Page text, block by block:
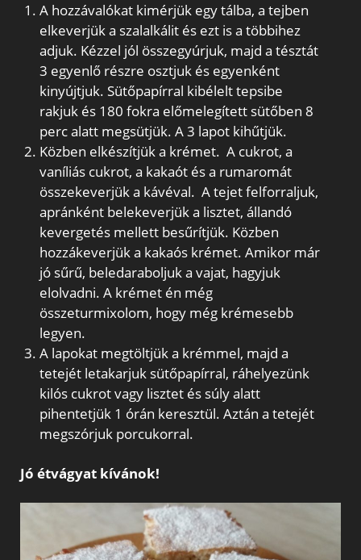
A hozzávalókat kimérjük egy tálba, a tejben
elkeverjük a szalalkálit és ezt is a többihez
adjuk. Kézzel jól összegyúrjuk, majd a tésztát
3 egyenlő részre osztjuk és egyenként
kinyújtjuk. Sütőpapírral kibélelt tepsibe
rakjuk és 180 fokra előmelegített sütőben 8
perc alatt megsütjük. A 3 lapot kihűtjük.
Közben elkészítjük a krémet. A cukrot, a
vaníliás cukrot, a kakaót és a rumaromát
összekeverjük a kávéval. A tejet felforraljuk,
apránként belekeverjük a lisztet, állandó
kevergetés mellett besűrítjük. Közben
hozzákeverjük a kakaós krémet. Amikor már
jó sűrű, beledaraboljuk a vajat, hagyjuk
elolvadni. A krémet én még
összeturmixolom, hogy még krémesebb
legyen.
A lapokat megtöltjük a krémmel, majd a
tetejét letakarjuk sütőpapírral, ráhelyezünk
kilós cukrot vagy lisztet és súly alatt
pihentetjük 1 órán keresztül. Aztán a tetejét
megszórjuk porcukorral.
Jó étvágyat kívánok!